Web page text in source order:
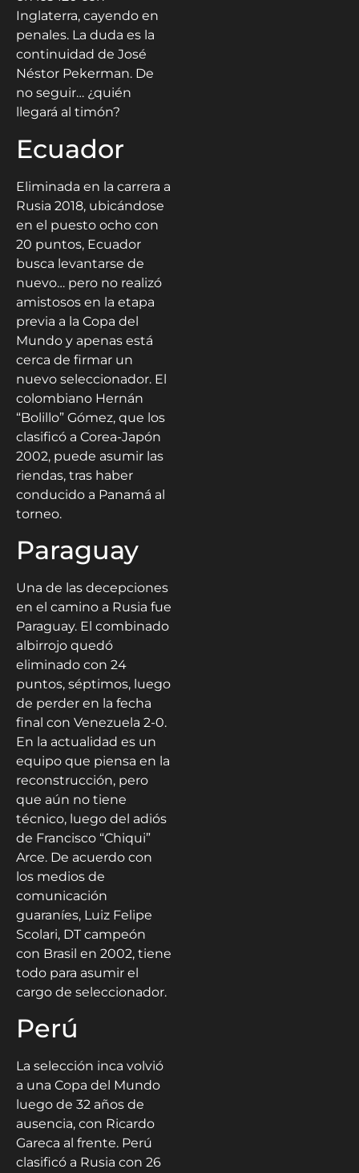
Inglaterra, cayendo en
penales. La duda es la
continuidad de José
Néstor Pekerman. De
no seguir… ¿quién
llegará al timón?
Ecuador
Eliminada en la carrera a
Rusia 2018, ubicándose
en el puesto ocho con
20 puntos, Ecuador
busca levantarse de
nuevo… pero no realizó
amistosos en la etapa
previa a la Copa del
Mundo y apenas está
cerca de firmar un
nuevo seleccionador. El
colombiano Hernán
“Bolillo” Gómez, que los
clasificó a Corea-Japón
2002, puede asumir las
riendas, tras haber
conducido a Panamá al
torneo.
Paraguay
Una de las decepciones
en el camino a Rusia fue
Paraguay. El combinado
albirrojo quedó
eliminado con 24
puntos, séptimos, luego
de perder en la fecha
final con Venezuela 2-0.
En la actualidad es un
equipo que piensa en la
reconstrucción, pero
que aún no tiene
técnico, luego del adiós
de Francisco “Chiqui”
Arce. De acuerdo con
los medios de
comunicación
guaraníes, Luiz Felipe
Scolari, DT campeón
con Brasil en 2002, tiene
todo para asumir el
cargo de seleccionador.
Perú
La selección inca volvió
a una Copa del Mundo
luego de 32 años de
ausencia, con Ricardo
Gareca al frente. Perú
clasificó a Rusia con 26